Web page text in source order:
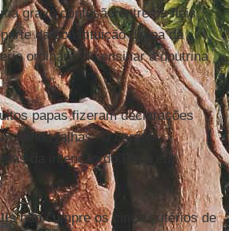
grave confusão entre os fiéis,
da constituição divina da
ordinário de ensinar a doutrina
papas fizeram declarações
sendo falhas. O caráter
da intenção do Papa em
não cumpre os cinco critérios de